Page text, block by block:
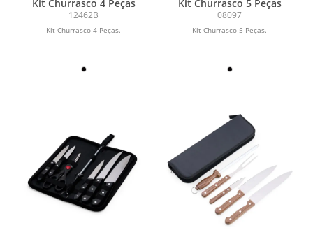
Kit Churrasco 4 Peças
12462B
Kit Churrasco 4 Peças.
Kit Churrasco 5 Peças
08097
Kit Churrasco 5 Peças.